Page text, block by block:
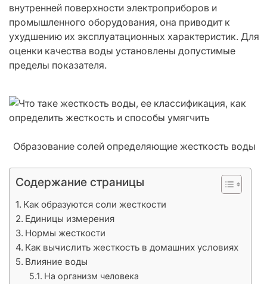
внутренней поверхности электроприборов и
промышленного оборудования, она приводит к
ухудшению их эксплуатационных характеристик. Для
оценки качества воды установлены допустимые
пределы показателя.
Образование солей определяющие жесткость воды
Содержание страницы
Как образуются соли жесткости
Единицы измерения
Нормы жесткости
Как вычислить жесткость в домашних условиях
Влияние воды
На организм человека